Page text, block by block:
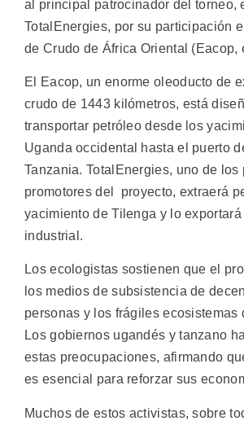
al principal patrocinador del torneo,
TotalEnergies, por su participación
de Crudo de África Oriental (Eacop,
El Eacop, un enorme oleoducto de
crudo de 1443 kilómetros, está
transportar petróleo desde los
Uganda occidental hasta el puerto
Tanzania. TotalEnergies, uno de los
promotores del proyecto, extraerá
yacimiento de Tilenga y lo
industrial.
Los ecologistas sostienen que el
los medios de subsistencia de
personas y los frágiles ecosistemas
Los gobiernos ugandés y tanzano
estas preocupaciones, afirmando
es esencial para reforzar sus
Muchos de estos activistas, sobre